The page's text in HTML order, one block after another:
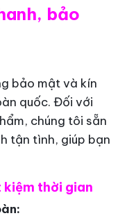
bảo
bảo mật và kín
quốc. Đối với
chúng tôi sẵn
tận tình, giúp bạn
kiệm thời gian